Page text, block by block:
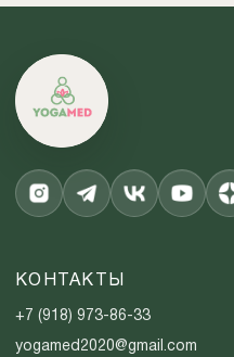
КОНТАКТЫ
+7 (918) 973-86-33
yogamed2020@gmail.com